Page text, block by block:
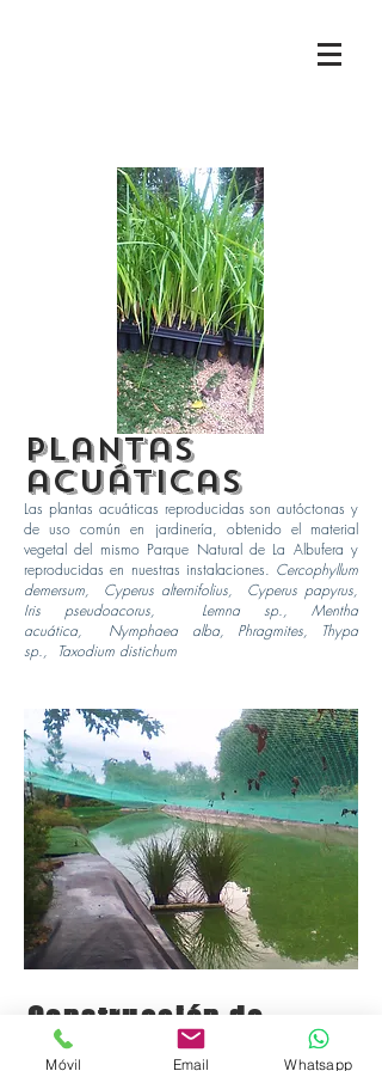
Las plantas acuáticas reproducidas son autóctonas y
de uso común en jardinería, obtenido el material
vegetal del mismo Parque Natural de La Albufera y
reproducidas en nuestras instalaciones. Cercophyllum
demersum, Cyperus alternifolius, Cyperus papyrus,
Iris pseudoacorus, Lemna sp., Mentha
acuática, Nymphaea alba, Phragmites, Thypa
sp., Taxodium distichum
Construcción de
estanque
Plantas
acuáticas
Móvil Email Whatsapp